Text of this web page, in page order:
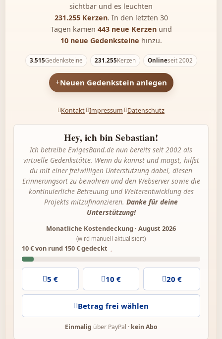
sichtbar und es leuchten
231.255 Kerzen. In den letzten 30
Tagen kamen 443 neue Kerzenund
10 neue Gedenk­steine hinzu.
3.515Gedenksteine 231.255Kerzen Onlineseit 2002
Neuen Gedenkstein anlegen
Kontakt Impressum Datenschutz
Hey, ich bin Sebastian!
Ich betreibe EwigesBand.de nun bereits seit 2002 als
virtuelle Gedenkstätte. Wenn du kannst und magst, hilfst
du mit einer freiwilligen Unterstützung dabei, diesen
Erinnerungsort zu bewahren und den Webserver sowie die
kontinuierliche Betreuung und Weiterentwicklung des
Projekts mitzufinanzieren. Danke für deine
Unterstützung!
Monatliche Kostendeckung · August 2026
(wird manuell aktualisiert)
10 € von rund 150 € gedeckt
5 € 10 € 20 €
Betrag frei wählen
Einmalig über PayPal · kein Abo